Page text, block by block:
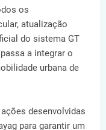
os
atualização
do sistema GT
a integrar o
urbana de
desenvolvidas
para garantir um